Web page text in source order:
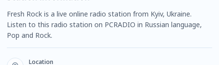
Fresh Rock is a live online radio station from Kyiv, Ukraine.
Listen to this radio station on PCRADIO in Russian language,
Pop and Rock.
Location